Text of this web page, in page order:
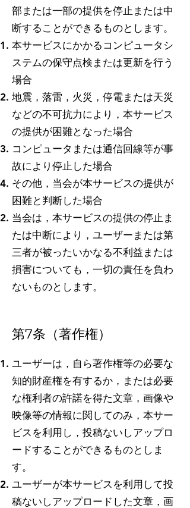
部または一部の提供を停止または中
断することができるものとします。
本サービスにかかるコンピュータシ
ステムの保守点検または更新を行う
場合
地震，落雷，火災，停電または天災
などの不可抗力により，本サービス
の提供が困難となった場合
コンピュータまたは通信回線等が事
故により停止した場合
その他，当会が本サービスの提供が
困難と判断した場合
当会は，本サービスの提供の停止ま
たは中断により，ユーザーまたは第
三者が被ったいかなる不利益または
損害についても，一切の責任を負わ
ないものとします。
第7条（著作権）
ユーザーは，自ら著作権等の必要な
知的財産権を有するか，または必要
な権利者の許諾を得た文章，画像や
映像等の情報に関してのみ，本サー
ビスを利用し，投稿ないしアップロ
ードすることができるものとしま
す。
ユーザーが本サービスを利用して投
稿ないしアップロードした文章，画